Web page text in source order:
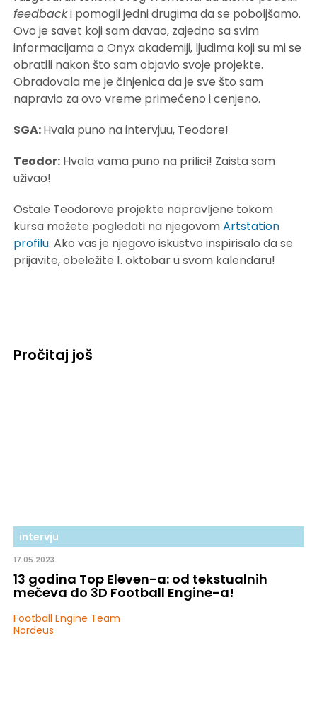
feedbacki pomogli jedni drugima da se poboljšamo.
Ovo je savet koji sam davao, zajedno sa svim
informacijama o Onyx akademiji, ljudima koji su mi se
obratili nakon što sam objavio svoje projekte.
Obradovala me je činjenica da je sve što sam
napravio za ovo vreme primećeno i cenjeno.
SGA:Hvala puno na intervjuu, Teodore!
Teodor: Hvala vama puno na prilici! Zaista sam
uživao!
Ostale Teodorove projekte napravljene tokom
kursa možete pogledati na njegovomArtstation
profilu. Ako vas je njegovo iskustvo inspirisalo da se
prijavite, obeležite 1. oktobar u svom kalendaru!
Pročitaj još
intervju
17.05.2023.
13 godina Top Eleven-a: od tekstualnih
mečeva do 3D Football Engine-a!
Football Engine Team
Nordeus